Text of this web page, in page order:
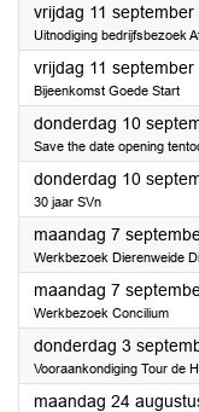
vrijdag 11 september
Uitnodiging bedrijfsbezoek
vrijdag 11 september
Bijeenkomst Goede Start
donderdag 10
Save the date opening
donderdag 10
30 jaar SVn
maandag 7
Werkbezoek Dierenweide
maandag 7
Werkbezoek Concilium
donderdag 3
Vooraankondiging Tour de
maandag 24